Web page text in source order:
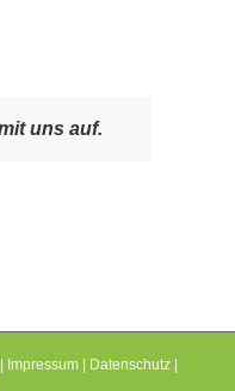
uns auf.
Impressum Datenschutz